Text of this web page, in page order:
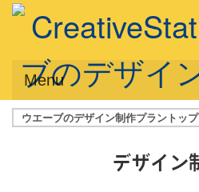
Menu
サービス概要
デザインプラン
ウエーブのデザイン制作プラントップ
デザイン